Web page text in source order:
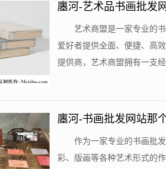
廛河-艺术品书画批发
艺术商盟是一家专业的
爱好者提供全面、便捷、高
提供商，艺术商盟拥有一支
廛河-书画批发网站那
作为一家专业的书画批
彩、版画等各种艺术形式的